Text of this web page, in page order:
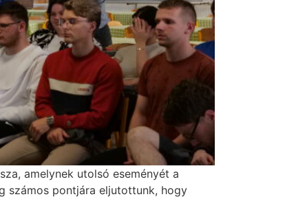
amelynek utolsó eseményét a
számos pontjára eljutottunk, hogy